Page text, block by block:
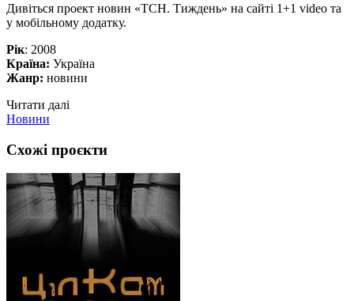
Дивіться проект новин «ТСН. Тиждень» на сайті 1+1 video та
у мобільному додатку.
Рік: 2008
Країна: Україна
Жанр: новини
Читати далі
Новини
Схожі проєкти